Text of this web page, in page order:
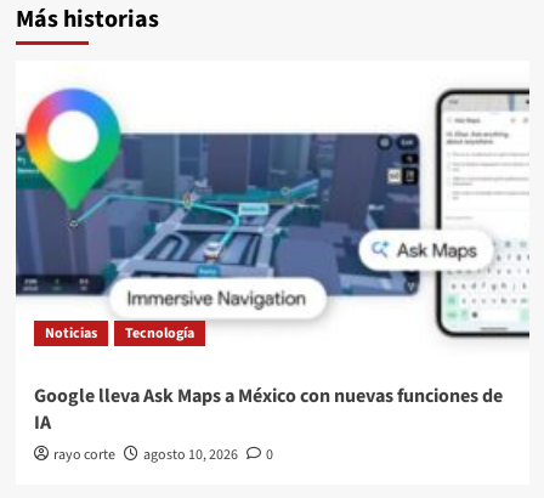
Más historias
Noticias Tecnología
Google lleva Ask Maps a México con nuevas funciones de
IA
rayo corte agosto 10, 2026 0